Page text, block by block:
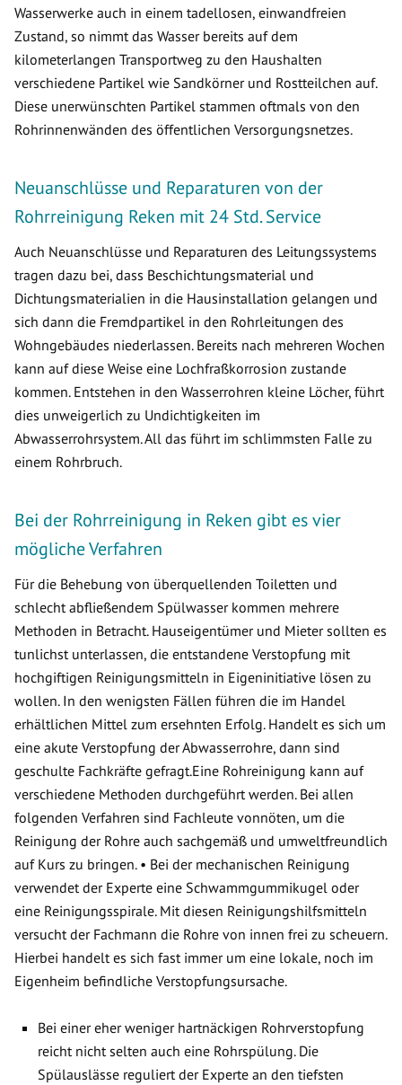
Wasserwerke auch in einem tadellosen, einwandfreien
Zustand, so nimmt das Wasser bereits auf dem
kilometerlangen Transportweg zu den Haushalten
verschiedene Partikel wie Sandkörner und Rostteilchen auf.
Diese unerwünschten Partikel stammen oftmals von den
Rohrinnenwänden des öffentlichen Versorgungsnetzes.
Neuanschlüsse und Reparaturen von der
Rohrreinigung Reken mit 24 Std. Service
Auch Neuanschlüsse und Reparaturen des Leitungssystems
tragen dazu bei, dass Beschichtungsmaterial und
Dichtungsmaterialien in die Hausinstallation gelangen und
sich dann die Fremdpartikel in den Rohrleitungen des
Wohngebäudes niederlassen. Bereits nach mehreren Wochen
kann auf diese Weise eine Lochfraßkorrosion zustande
kommen. Entstehen in den Wasserrohren kleine Löcher, führt
dies unweigerlich zu Undichtigkeiten im
Abwasserrohrsystem. All das führt im schlimmsten Falle zu
einem Rohrbruch.
Bei der Rohrreinigung in Reken gibt es vier
mögliche Verfahren
Für die Behebung von überquellenden Toiletten und
schlecht abfließendem Spülwasser kommen mehrere
Methoden in Betracht. Hauseigentümer und Mieter sollten es
tunlichst unterlassen, die entstandene Verstopfung mit
hochgiftigen Reinigungsmitteln in Eigeninitiative lösen zu
wollen. In den wenigsten Fällen führen die im Handel
erhältlichen Mittel zum ersehnten Erfolg. Handelt es sich um
eine akute Verstopfung der Abwasserrohre, dann sind
geschulte Fachkräfte gefragt.Eine Rohreinigung kann auf
verschiedene Methoden durchgeführt werden. Bei allen
folgenden Verfahren sind Fachleute vonnöten, um die
Reinigung der Rohre auch sachgemäß und umweltfreundlich
auf Kurs zu bringen. • Bei der mechanischen Reinigung
verwendet der Experte eine Schwammgummikugel oder
eine Reinigungsspirale. Mit diesen Reinigungshilfsmitteln
versucht der Fachmann die Rohre von innen frei zu scheuern.
Hierbei handelt es sich fast immer um eine lokale, noch im
Eigenheim befindliche Verstopfungsursache.
Bei einer eher weniger hartnäckigen Rohrverstopfung
reicht nicht selten auch eine Rohrspülung. Die
Spülauslässe reguliert der Experte an den tiefsten